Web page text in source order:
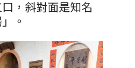
口，斜對面是知名
。